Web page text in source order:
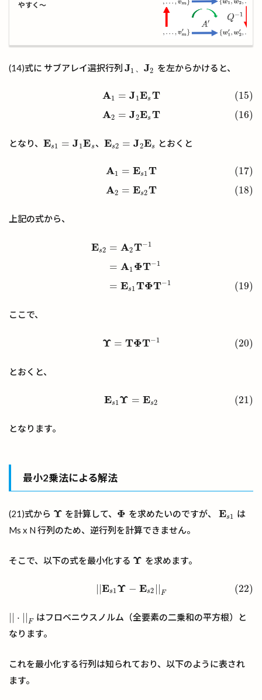
やすく～
(14)式に サブアレイ選択行列 J1 、 J2
J1 、 J2 を左からかけると、
A1
A2
= J1Es T
= J2Es T
(15)
(16)
=J1 EsT(16)A2=
となり、 Es1 = J1Es
Es1 =J1 Es 、 Es2 = J2Es
Es2=J2 Es とおくと
A1
A2
= Es1T
= Es2T
(17)
(18)
=Es 1T (18) A2
上記の式から、
Es2 = A2T−1
= A1 ΦT−1
= Es1 TΦT−1 (19)
T−1= A1 ΦT−1(19)
ここで、
Υ = TΦT−1 (20)
(20)Υ =TΦT−1
とおくと、
Es1 Υ = Es2 (21)
(21) Es 1Υ =Es2
となります。
最小2乗法による解法
(21)式から Υ
Υ を計算して、 Φ
Φ を求めたいのですが、 Es1
Es1 は
Ms x N 行列のため、逆行列を計算できません。
そこで、以下の式を最小化する Υ
Υ を求めます。
||Es1Υ − Es2 ||F (22)
(22)|| Es1Υ −Es2 |F
⋅ F
|
はフロベニウスノルム（全要素の二乗和の平方根）と
なります。
これを最小化する行列は知られており、以下のように表され
ます。